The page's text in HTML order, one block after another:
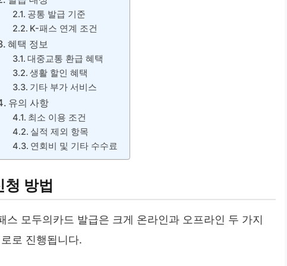
공통 발급 기준
K-패스 연계 조건
혜택 정보
대중교통 환급 혜택
생활 할인 혜택
기타 부가 서비스
유의 사항
최소 이용 조건
실적 제외 항목
연회비 및 기타 수수료
청 방법
스 모두의카드 발급은 크게 온라인과 오프라인 두 가지
로 진행됩니다.